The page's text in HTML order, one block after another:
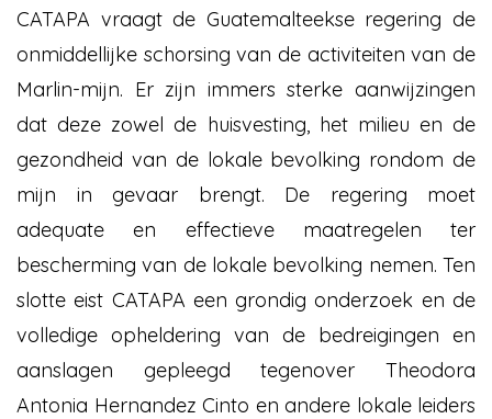
CATAPA vraagt de Guatemalteekse regering de
onmiddellijke schorsing van de activiteiten van de
Marlin-mijn. Er zijn immers sterke aanwijzingen
dat deze zowel de huisvesting, het milieu en de
gezondheid van de lokale bevolking rondom de
mijn in gevaar brengt. De regering moet
adequate en effectieve maatregelen ter
bescherming van de lokale bevolking nemen. Ten
slotte eist CATAPA een grondig onderzoek en de
volledige opheldering van de bedreigingen en
aanslagen gepleegd tegenover Theodora
Antonia Hernandez Cinto en andere lokale leiders